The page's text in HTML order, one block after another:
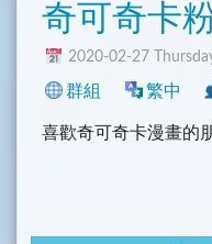
奇可奇卡
2020-02-27
群組 繁中
喜歡奇可奇卡漫畫的